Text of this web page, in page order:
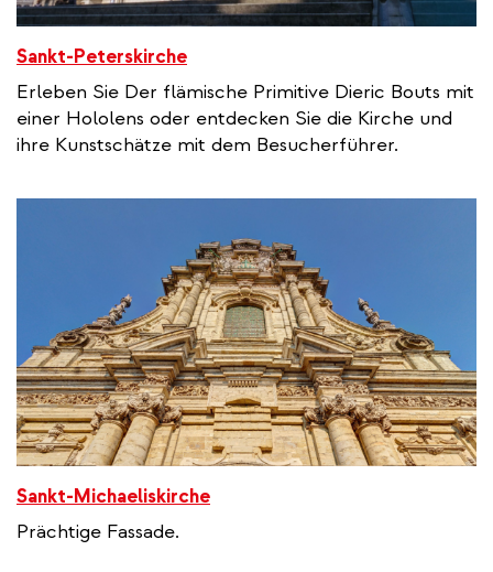
Sankt-Peterskirche
Erleben Sie Der flämische Primitive Dieric Bouts mit
einer Hololens oder entdecken Sie die Kirche und
ihre Kunstschätze mit dem Besucherführer.
Sankt-Michaeliskirche
Prächtige Fassade.